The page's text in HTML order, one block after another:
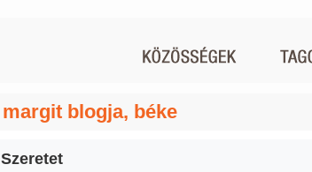
margit blogja, béke
Szeretet